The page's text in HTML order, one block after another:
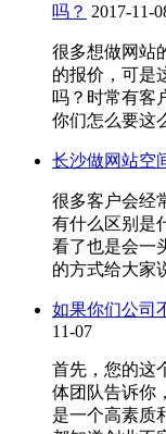
吗？ 2017-11-
很多想做网站
的报价，可是
吗？时常有客
你们怎么要这
长沙做网站空
很多客户会经
有什么区别是
看了也是会一
的方式给大家
如果你们公司
11-07
首先，您的这
体团队告诉你
是一个高素质